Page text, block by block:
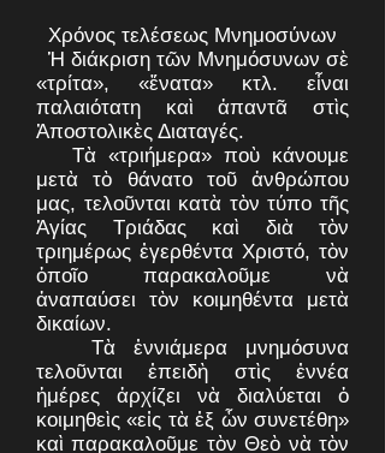
Χρόνος τελέσεως Μνημοσύνων
Ἡ διάκριση τῶν Μνημόσυνων σὲ
«τρίτα», «ἔνατα» κτλ. εἶναι
παλαιότατη καὶ ἀπαντᾶ στὶς
Ἀποστολικὲς Διαταγές.
Τὰ «τριήμερα» ποὺ κάνουμε
μετὰ τὸ θάνατο τοῦ ἀνθρώπου
μας, τελοῦνται κατὰ τὸν τύπο τῆς
Ἁγίας Τριάδας καὶ διὰ τὸν
τριημέρως ἐγερθέντα Χριστό, τὸν
ὁποῖο παρακαλοῦμε νὰ
ἀναπαύσει τὸν κοιμηθέντα μετὰ
δικαίων.
Τὰ ἐννιάμερα μνημόσυνα
τελοῦνται ἐπειδὴ στὶς ἐννέα
ἡμέρες ἀρχίζει νὰ διαλύεται ὁ
κοιμηθεὶς «εἰς τὰ ἐξ ὧν συνετέθη»
καὶ παρακαλοῦμε τὸν Θεὸ νὰ τὸν